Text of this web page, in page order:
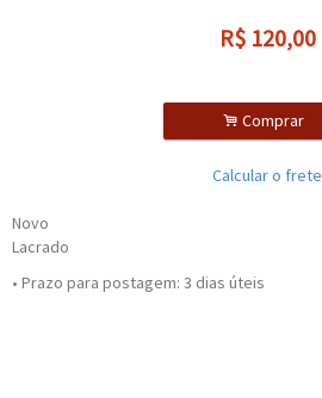
R$ 120,00
. Comprar
Calcular o frete
Novo
Lacrado
• Prazo para postagem: 3 dias úteis